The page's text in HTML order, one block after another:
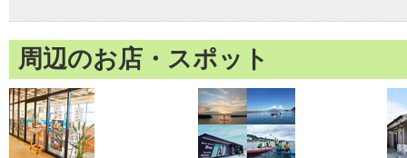
周辺のお店・スポット